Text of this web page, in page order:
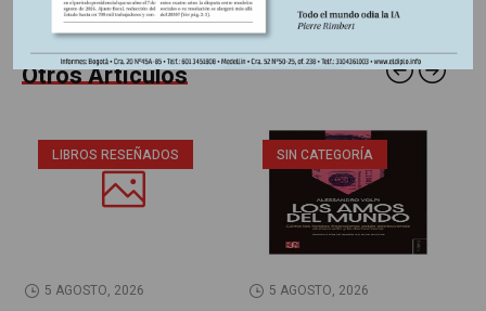
Otros Artículos
LIBROS RESEÑADOS
5 AGOSTO, 2026
SIN CATEGORÍA
5 AGOSTO, 2026